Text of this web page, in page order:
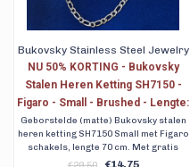
Bukovsky Stainless Steel Jewelry
NU 50% KORTING - Bukovsky
Stalen Heren Ketting SH7150 -
Figaro - Small - Brushed - Lengte:
70 cm - Breedte: 0,5 cm - Dikte:
0,1 cm
Geborstelde (matte) Bukovsky stalen
heren ketting SH7150 Small met Figaro
schakels, lengte 70 cm. Met gratis
bewaar/geschenkverpakking en
€14,75